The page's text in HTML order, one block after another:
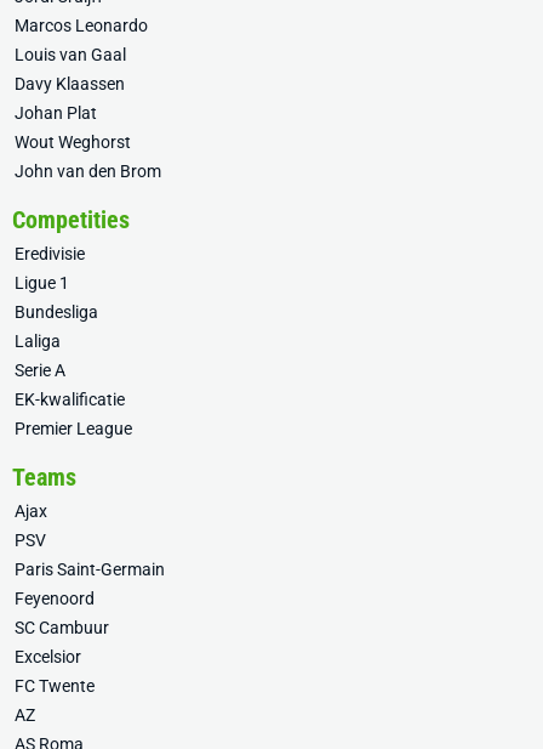
Marcos Leonardo
Louis van Gaal
Davy Klaassen
Johan Plat
Wout Weghorst
John van den Brom
Competities
Eredivisie
Ligue 1
Bundesliga
Laliga
Serie A
EK-kwalificatie
Premier League
Teams
Ajax
PSV
Paris Saint-Germain
Feyenoord
SC Cambuur
Excelsior
FC Twente
AZ
AS Roma